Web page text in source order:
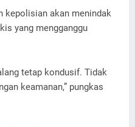
kepolisian akan menindak
yang mengganggu
tetap kondusif. Tidak
keamanan,” pungkas